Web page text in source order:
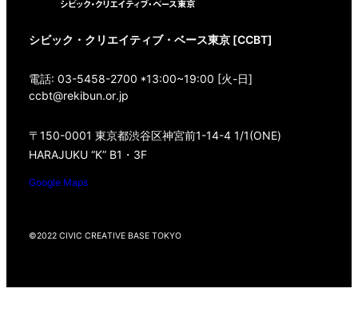
シビック・クリエイティブ・ベース東京 [CCBT]
電話: 03-5458-2700 *13:00~19:00 [火-日]
ccbt@rekibun.or.jp
〒150-0001 東京都渋谷区神宮前1-14-4 1/1(ONE)
HARAJUKU “K” B1・3F
Google Maps
©2022 CIVIC CREATIVE BASE TOKYO